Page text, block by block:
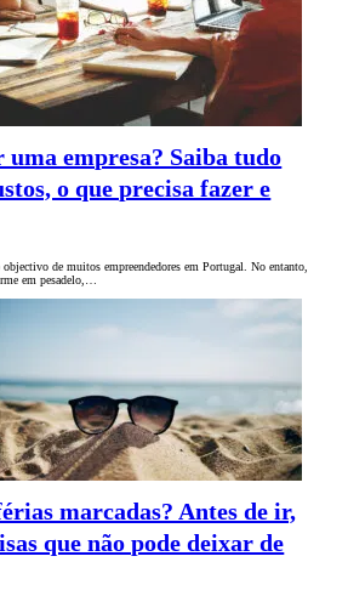
empresa? Saiba tudo
o que precisa fazer e
de muitos empreendedores em Portugal. No entanto,
em pesadelo,…
marcadas? Antes de ir,
que não pode deixar de